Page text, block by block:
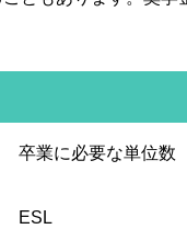
卒業に必要な単位数
ESL